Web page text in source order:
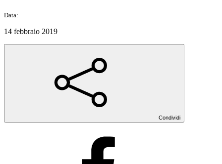
Data:
14 febbraio 2019
Condividi